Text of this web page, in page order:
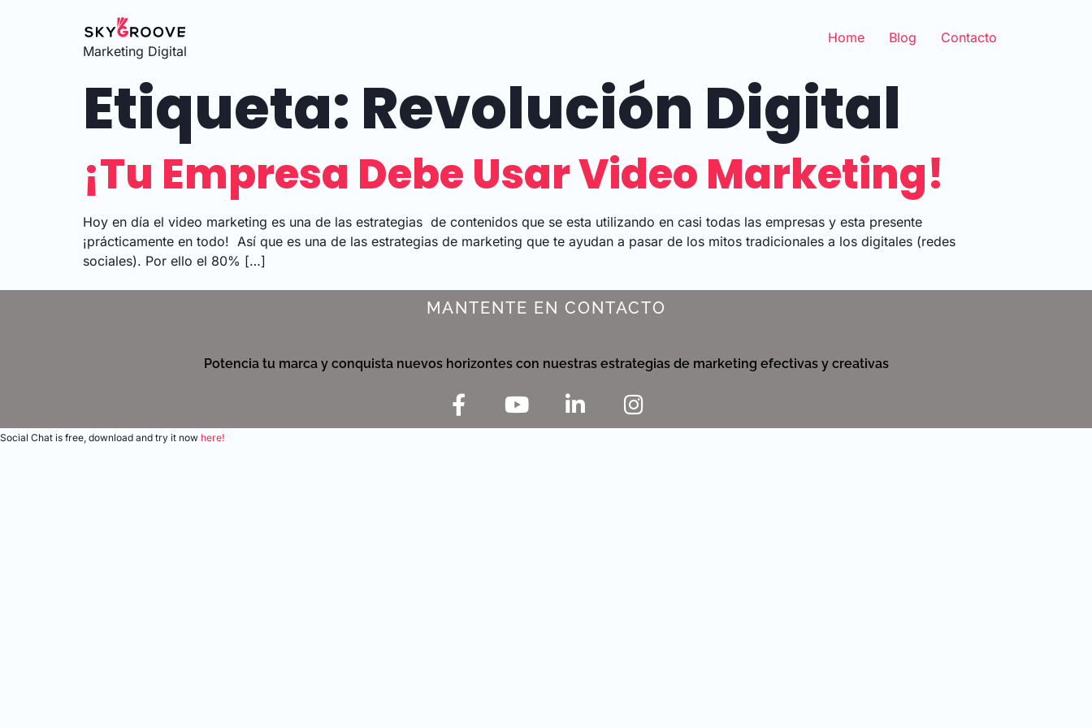
Marketing Digital
Home Blog Contacto
Etiqueta: Revolución Digital
¡Tu Empresa Debe Usar Video Marketing!
Hoy en día el video marketing es una de las estrategias de contenidos que se esta utilizando en casi todas las empresas y esta presente
¡prácticamente en todo! Así que es una de las estrategias de marketing que te ayudan a pasar de los mitos tradicionales a los digitales (redes
sociales). Por ello el 80% […]
MANTENTE EN CONTACTO
Potencia tu marca y conquista nuevos horizontes con nuestras estrategias de marketing efectivas y creativas
Social Chat is free, download and try it now here!